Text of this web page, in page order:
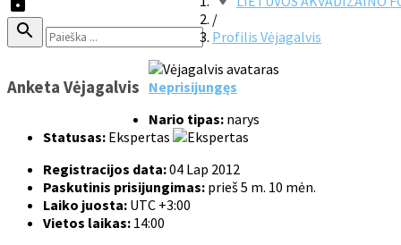
/
Profilis Vėjagalvis
Anketa Vėjagalvis Neprisijungęs
Nario tipas: narys
Statusas: Ekspertas
Registracijos data:04 Lap 2012
Paskutinis prisijungimas: prieš 5 m. 10 mėn.
Laiko juosta: UTC +3:00
Vietos laikas: 14:00